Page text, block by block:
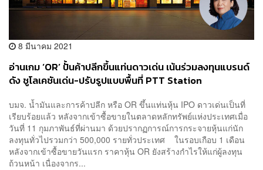
8 มีนาคม 2021
อ่านเกม ‘OR’ ปั้นค้าปลีกขึ้นแท่นดาวเด่น เน้นร่วมลงทุนแบรนด์
ดัง ชูโลเคชันเด่น-ปรับรูปแบบพื้นที่ PTT Station
บมจ. น้ำมันและการค้าปลีก หรือ OR ขึ้นแท่นหุ้น IPO ดาวเด่นเป็นที่
เรียบร้อยแล้ว หลังจากเข้าซื้อขายในตลาดหลักทรัพย์แห่งประเทศเมื่อ
วันที่ 11 กุมภาพันธ์ที่ผ่านมา ด้วยปรากฏการณ์การกระจายหุ้นแก่นัก
ลงทุนทั่วไปรวมกว่า 500,000 รายทั่วประเทศ ในรอบเกือบ 1 เดือน
หลังจากเข้าซื้อขายวันแรก ราคาหุ้น OR ยังสร้างกำไรให้แก่ผู้ลงทุน
ถ้วนหน้า เนื่องจากร...